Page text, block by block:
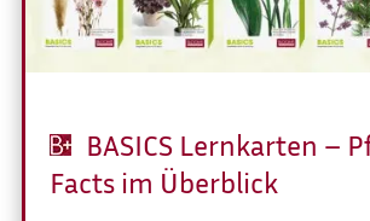
BASICS Lernkarten –
Facts im Überblick